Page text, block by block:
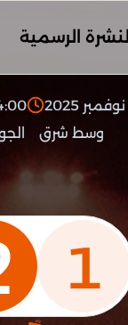
النشرة الرسمية
وسط شرق
1